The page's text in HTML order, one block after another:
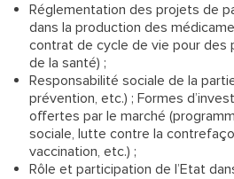
Réglementation des projets de
dans la production des
contrat de cycle de vie pour des
de la santé) ;
Responsabilité sociale de la
prévention, etc.) ; Formes
offertes par le marché
sociale, lutte contre la
vaccination, etc.) ;
Rôle et participation de l’Etat